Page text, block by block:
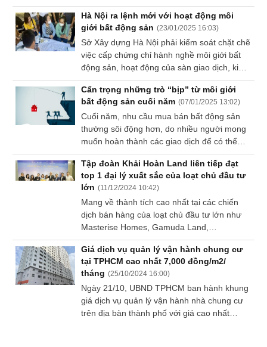
liệt hơn từ quý 2/2025, khi hàng loạt dự án
mới bắt đầu đi vào hoạt động.
Hà Nội ra lệnh mới với hoạt động môi
giới bất động sản (23/01/2025 16:03)
Sở Xây dựng Hà Nội phải kiểm soát chặt chẽ
việc cấp chứng chỉ hành nghề môi giới bất
động sản, hoạt động của sàn giao dịch, kinh
doanh dịch vụ môi giới bất động sản để hạn
chế việc thiếu kiểm soát, có thể gây bất ổn
thị trường.
Cẩn trọng những trò “bịp” từ môi giới
bất động sản cuối năm (07/01/2025 13:02)
Cuối năm, nhu cầu mua bán bất động sản
thường sôi động hơn, do nhiều người mong
muốn hoàn thành các giao dịch để có thể
chuyển nhà mới, đầu tư bất động sản hay
đơn giản là có một tài sản giá trị để đón Tết.
Đây cũng là thời điểm mà các trò "bịp bợm"
từ môi giới bất động sản trở nên phổ biến,
đòi hỏi người mua phải hết sức cẩn trọng.
Tập đoàn Khải Hoàn Land liên tiếp đạt
top 1 đại lý xuất sắc của loạt chủ đầu tư
lớn (11/12/2024 10:42)
Mang về thành tích cao nhất tại các chiến
dịch bán hàng của loạt chủ đầu tư lớn như
Masterise Homes, Gamuda Land,
CapitaLand… Khải Minh Land và Solution –
các thành viên của CTCP Tập đoàn Khải
Hoàn Land (HOSE: KHG) chiếm lĩnh vị trí top
1 các đại lý xuất sắc với doanh thu ấn tượng.
Giá dịch vụ quản lý vận hành chung cư
tại TPHCM cao nhất 7,000 đồng/m2/
tháng (25/10/2024 16:00)
Ngày 21/10, UBND TPHCM ban hành khung
giá dịch vụ quản lý vận hành nhà chung cư
trên địa bàn thành phố với giá cao nhất
Đào
tạo
Công
Truyền
thông